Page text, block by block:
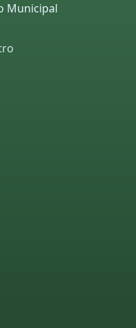
Municipal